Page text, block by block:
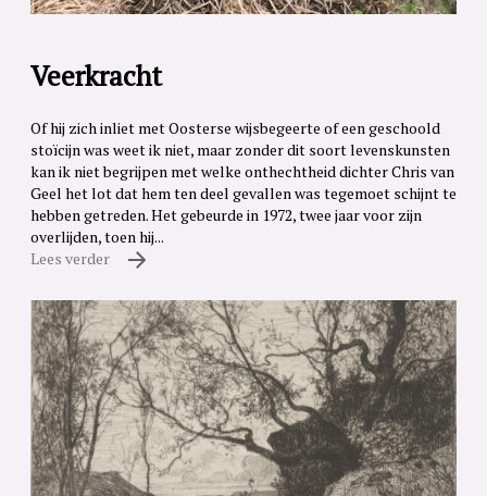
Veerkracht
Of hij zich inliet met Oosterse wijsbegeerte of een geschoold
stoïcijn was weet ik niet, maar zonder dit soort levenskunsten
kan ik niet begrijpen met welke onthechtheid dichter Chris van
Geel het lot dat hem ten deel gevallen was tegemoet schijnt te
hebben getreden. Het gebeurde in 1972, twee jaar voor zijn
overlijden, toen hij...
Lees verder